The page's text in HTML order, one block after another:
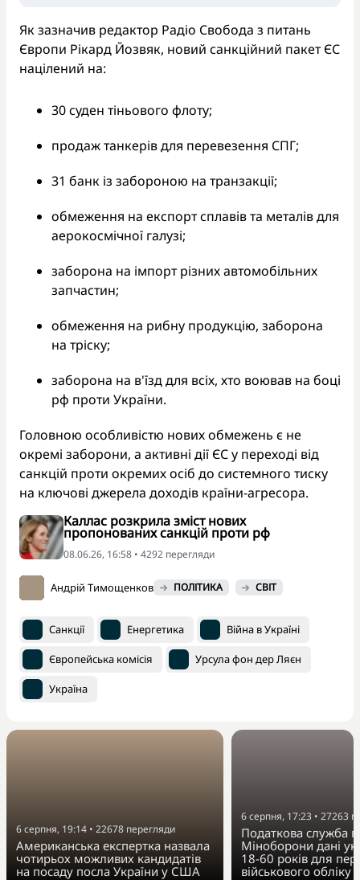
Як зазначив редактор Радіо Свобода з питань
Європи Рікард Йозвяк, новий санкційний пакет ЄС
націлений на:
30 суден тіньового флоту;
продаж танкерів для перевезення СПГ;
31 банк із забороною на транзакції;
обмеження на експорт сплавів та металів для
аерокосмічної галузі;
заборона на імпорт різних автомобільних
запчастин;
обмеження на рибну продукцію, заборона
на тріску;
заборона на в'їзд для всіх, хто воював на боці
рф проти України.
Головною особливістю нових обмежень є не
окремі заборони, а активні дії ЄС у переході від
санкцій проти окремих осіб до системного тиску
на ключові джерела доходів країни-агресора.
Каллас розкрила зміст нових
пропонованих санкцій проти рф
08.06.26, 16:58 • 4292 перегляди
Андрій Тимощенков ПОЛІТИКА СВІТ
Санкції Енергетика Війна в Україні
Європейська комісія Урсула фон дер Ляєн
Україна
6 серпня, 19:14 • 22678 перегляди
Американська експертка назвала
чотирьох можливих кандидатів
на посаду посла України у США
6 серпня, 17:23 • 27263
Податкова служба
Міноборони дані
18-60 років для
військового обліку